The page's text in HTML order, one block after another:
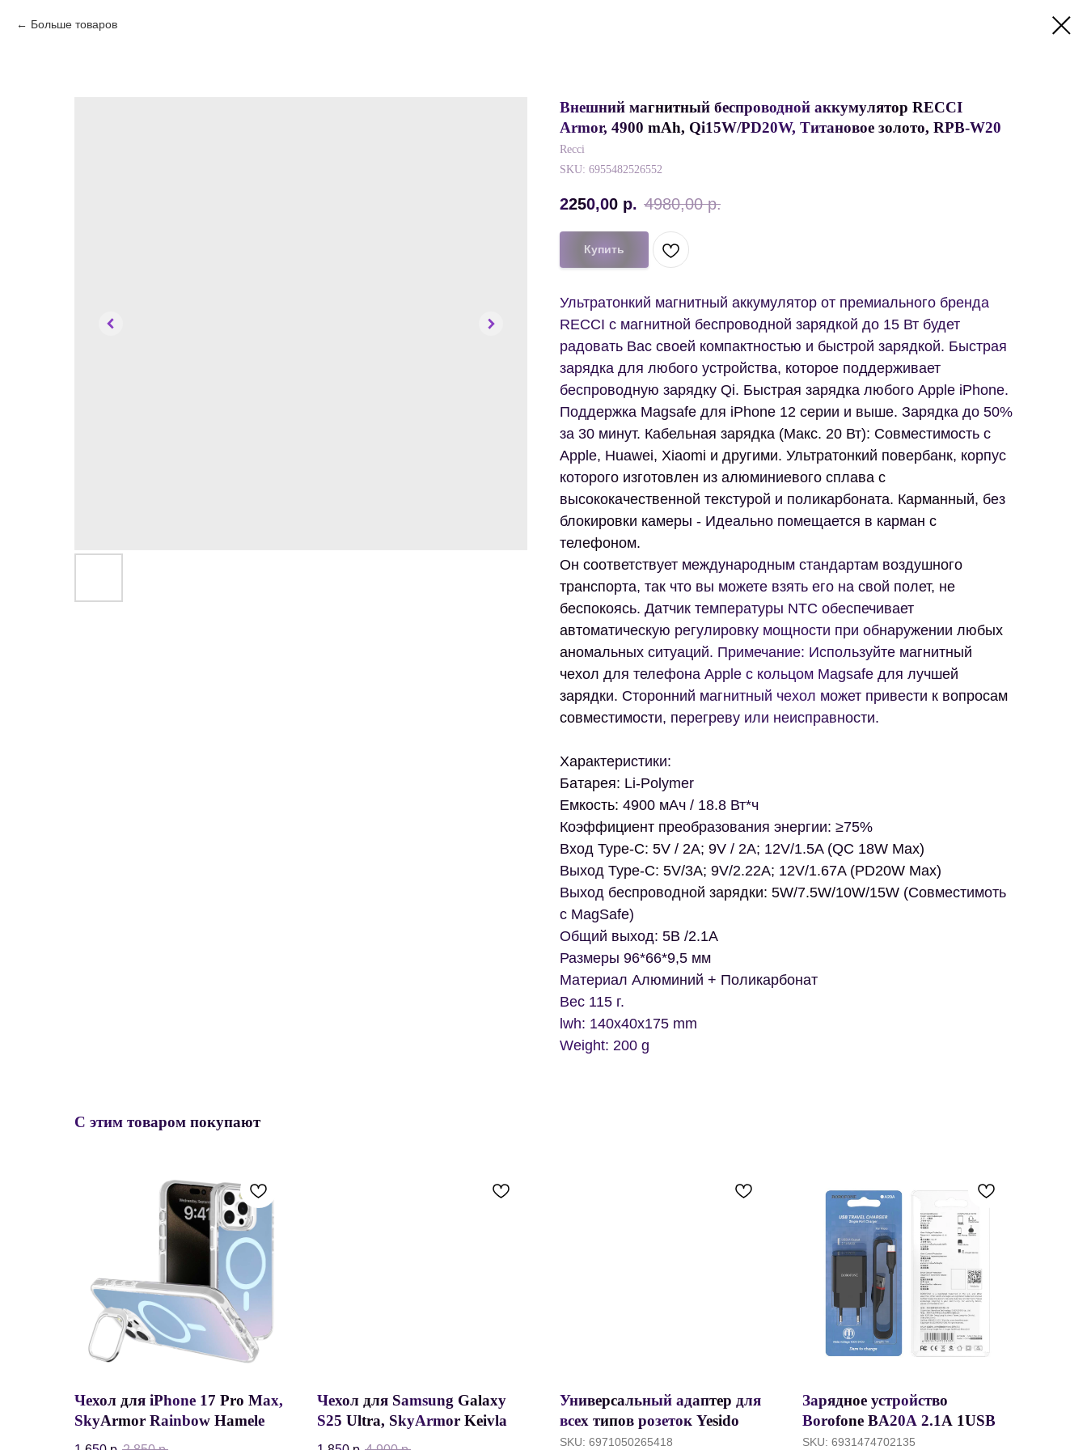
Больше товаров
Внешний магнитный беспроводной аккумулятор RECCI
Armor, 4900 mAh, Qi15W/PD20W, Титановое золото, RPB-W20
Recci
SKU: 6955482526552
2250,00 р. 4980,00 р.
Купить
Ультратонкий магнитный аккумулятор от премиального бренда
RECCI с магнитной беспроводной зарядкой до 15 Вт будет
радовать Вас своей компактностью и быстрой зарядкой. Быстрая
зарядка для любого устройства, которое поддерживает
беспроводную зарядку Qi. Быстрая зарядка любого Apple iPhone.
Поддержка Magsafe для iPhone 12 серии и выше. Зарядка до 50%
за 30 минут. Кабельная зарядка (Макс. 20 Вт): Совместимость с
Apple, Huawei, Xiaomi и другими. Ультратонкий повербанк, корпус
которого изготовлен из алюминиевого сплава с
высококачественной текстурой и поликарбоната. Карманный, без
блокировки камеры - Идеально помещается в карман с
телефоном.
Он соответствует международным стандартам воздушного
транспорта, так что вы можете взять его на свой полет, не
беспокоясь. Датчик температуры NTC обеспечивает
автоматическую регулировку мощности при обнаружении любых
аномальных ситуаций. Примечание: Используйте магнитный
чехол для телефона Apple c кольцом Magsafe для лучшей
зарядки. Сторонний магнитный чехол может привести к вопросам
совместимости, перегреву или неисправности.
Характеристики:
Батарея: Li-Polymer
Емкость: 4900 мАч / 18.8 Вт*ч
Коэффициент преобразования энергии: ≥75%
Вход Type-C: 5V / 2A; 9V / 2A; 12V/1.5A (QC 18W Max)
Выход Type-C: 5V/3A; 9V/2.22A; 12V/1.67A (PD20W Max)
Выход беспроводной зарядки: 5W/7.5W/10W/15W (Совместимоть
с MagSafe)
Общий выход: 5В /2.1A
Размеры 96*66*9,5 мм
Материал Алюминий + Поликарбонат
Вес 115 г.
lwh: 140x40x175 mm
Weight: 200 g
С этим товаром покупают
Чехол для iPhone 17 Pro Max,
SkyArmor Rainbow Hameleon
Magnetic Case, Прозрачны
Чехол для Samsung Galaxy
S25 Ultra, SkyArmor Keivlar
Case with MagSafe, С
Универсальный адаптер для
всех типов розеток Yesido
MC10 Worldwide Charge for
SKU: 6971050265418
Зарядное устройство
Borofone BA20A 2.1A 1USB +
кабель micro USB, черный
SKU: 6931474702135